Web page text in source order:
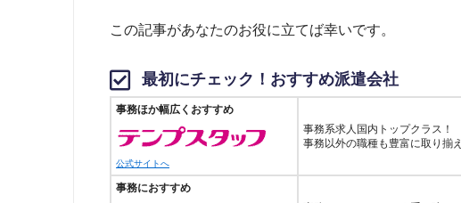
この記事があなたのお役に立てば幸いです。
最初にチェック！おすすめ派遣会社
事務ほか幅広くおすすめ
公式サイトへ
事務系求人国内トップクラス！
事務以外の職種も豊富に取り揃え
事務におすすめ